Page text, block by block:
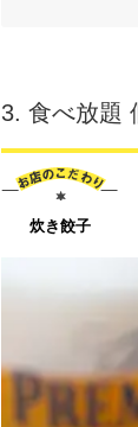
3. 食べ放題
炊き餃子